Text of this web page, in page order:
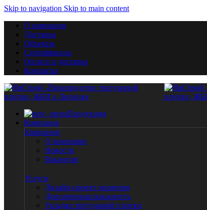
Skip to navigation Skip to main content
О компании
Доставка
Объекты
Сертификаты
Оплата и доставка
Контакты
Продукция
Компания
Компания
О компании
Новости
Вакансии
Услуги
Дизайн-проект мощения
Дополненная реальность
Укладка тротуарной плитки